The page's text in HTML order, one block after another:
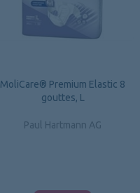
MoliCare® Premium Elastic 8
gouttes, L
Paul Hartmann AG